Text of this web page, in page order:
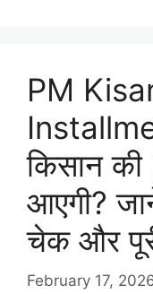
PM
किसान
आएगी?
चेक और
February 17,